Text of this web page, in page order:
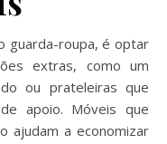
guarda-roupa, é optar
extras, como um
ou prateleiras que
apoio. Móveis que
ajudam a economizar